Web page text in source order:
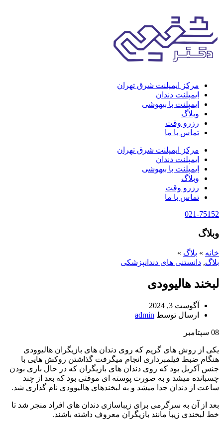
مرکز ایمپلنت شرق تهران
ایمپلنت دندان
ایمپلنت با بیهوشی
وبلاگ
رزرو وقت
تماس با ما
مرکز ایمپلنت شرق تهران
ایمپلنت دندان
ایمپلنت با بیهوشی
وبلاگ
رزرو وقت
تماس با ما
021-75152
وبلاگ
خانه » بلاگ »
بلاگ, دانستنی های دندانپزشکی
لبخند هالیوودی
آگوست 3, 2024
ارسال توسط admin
08 سپتامبر
یکی از روش های گریم که روی دندان های بازیگران هالیوودی
هنگام ضبط فیلمبرداری انجام میگرفت گذاشتن روکش هایی با
جنس آکریل بود که روی دندان های بازیگران که در حال بازی بودن
چسبانده میشد و به صورت پوسته ای موقتی بود که بعد از چند
ساعت از دندان جدا میشد و به لبخندهای هالیوودی نام گذاری شد.
بعد از آن به سرگرمی برای زیباسازی دندان های افراد منجر شد تا
خط لبخندی زیبا مانند بازیگران معروف داشته باشند.